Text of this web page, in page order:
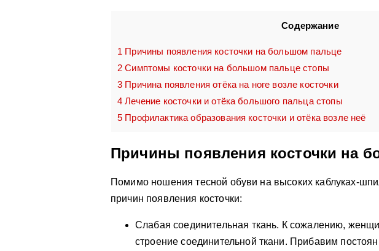
Содержание
1 Причины появления косточки на большом пальце
2 Симптомы косточки на большом пальце стопы
3 Причина появления отёка на ноге возле косточки
4 Лечение косточки и отёка большого пальца стопы
5 Профилактика образования косточки и отёка возле неё
Причины появления косточки на
Помимо ношения тесной обуви на высоких каблуках-
причин появления косточки:
Слабая соединительная ткань. К сожалению,
строение соединительной ткани. Прибавим